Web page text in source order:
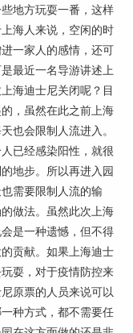
地方玩耍一番，这样
海人来说，空闲的时
一家人的感情，还可
最近一名导游讲述上
海迪士尼关闭呢？目
，虽然在此之前上海
也会限制人流进入。
已经感染阳性，就很
地步。所以再进入园
需要限制人流的输
做法。虽然此次上海
是一种遗憾，但不得
贡献。如果上海迪士
耍，对于疫情防控来
原票的人员来说可以
种方式，都不需要任